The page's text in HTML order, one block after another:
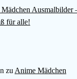
Ausmalbilder
für alle!
zuAnime Mädchen